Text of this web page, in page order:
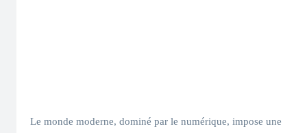
Le monde moderne, dominé par le numérique, impose une